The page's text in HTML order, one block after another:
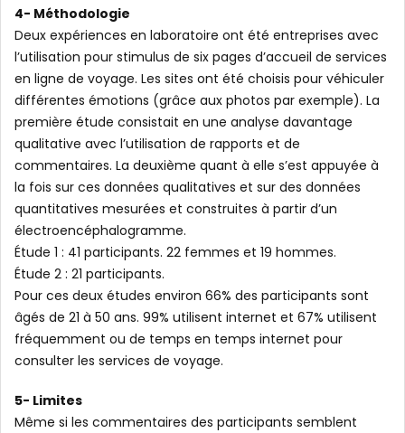
4- Méthodologie
Deux expériences en laboratoire ont été entreprises avec
l’utilisation pour stimulus de six pages d’accueil de services
en ligne de voyage. Les sites ont été choisis pour véhiculer
différentes émotions (grâce aux photos par exemple). La
première étude consistait en une analyse davantage
qualitative avec l’utilisation de rapports et de
commentaires. La deuxième quant à elle s’est appuyée à
la fois sur ces données qualitatives et sur des données
quantitatives mesurées et construites à partir d’un
électroencéphalogramme.
Étude 1 : 41 participants. 22 femmes et 19 hommes.
Étude 2 : 21 participants.
Pour ces deux études environ 66% des participants sont
âgés de 21 à 50 ans. 99% utilisent internet et 67% utilisent
fréquemment ou de temps en temps internet pour
consulter les services de voyage.
5- Limites
Même si les commentaires des participants semblent